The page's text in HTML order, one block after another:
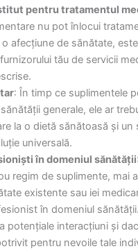
pentru tratamentul
nu pot înlocui
o afecțiune de sănătate,
tău de servicii
: În timp ce suplimentele
generale, ele ar
la o dietă sănătoasă și un
universală.
în domeniul sănătății
regim de suplimente, mai
existente sau iei
în domeniul
potențiale interacțiuni și
pentru nevoile tale